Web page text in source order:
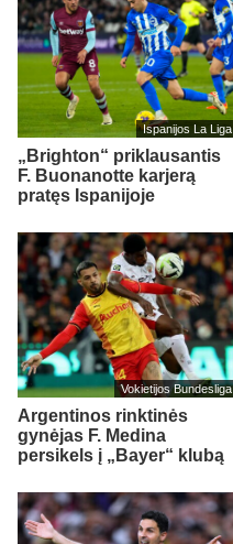
Ispanijos La Liga
„Brighton“ priklausantis
F. Buonanotte karjerą
pratęs Ispanijoje
Vokietijos Bundesliga
Argentinos rinktinės
gynėjas F. Medina
persikels į „Bayer“ klubą